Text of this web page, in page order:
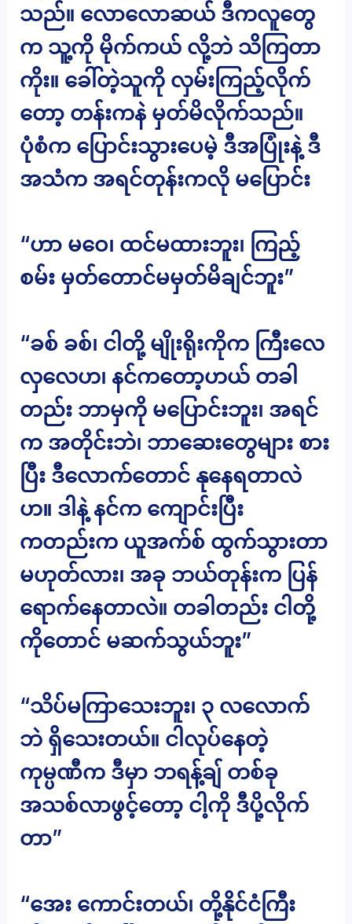
သည်။ လောလောဆယ် ဒီကလူတွေ
က သူ့ကို မိုက်ကယ် လို့ဘဲ သိကြတာ
ကိုး။ ခေါ်တဲ့သူကို လှမ်းကြည့်လိုက်
တော့ တန်းကနဲ မှတ်မိလိုက်သည်။
ပုံစံက ပြောင်းသွားပေမဲ့ ဒီအပြုံးနဲ့ ဒီ
အသံက အရင်တုန်းကလို မပြောင်း
“ဟာ မဝေ၊ ထင်မထားဘူး၊ ကြည့်
စမ်း မှတ်တောင်မမှတ်မိချင်ဘူး”
“ခစ် ခစ်၊ ငါတို့ မျိုးရိုးကိုက ကြီးလေ
လှလေဟ၊ နင်ကတော့ဟယ် တခါ
တည်း ဘာမှကို မပြောင်းဘူး၊ အရင်
က အတိုင်းဘဲ၊ ဘာဆေးတွေများ စား
ပြီး ဒီလောက်တောင် နုနေရတာလဲ
ဟ။ ဒါနဲ့ နင်က ကျောင်းပြီး
ကတည်းက ယူအက်စ် ထွက်သွားတာ
မဟုတ်လား၊ အခု ဘယ်တုန်းက ပြန်
ရောက်နေတာလဲ။ တခါတည်း ငါတို့
ကိုတောင် မဆက်သွယ်ဘူး”
“သိပ်မကြာသေးဘူး၊ ၃ လလောက်
ဘဲ ရှိသေးတယ်။ ငါလုပ်နေတဲ့
ကုမ္ပဏီက ဒီမှာ ဘရန့်ချ် တစ်ခု
အသစ်လာဖွင့်တော့ ငါ့ကို ဒီပို့လိုက်
တာ”
“အေး ကောင်းတယ်၊ တို့နိုင်ငံကြီး